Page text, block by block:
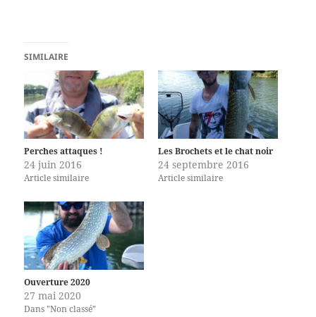
SIMILAIRE
Perches attaques !
24 juin 2016
Article similaire
Les Brochets et le chat noir
24 septembre 2016
Article similaire
Ouverture 2020
27 mai 2020
Dans "Non classé"